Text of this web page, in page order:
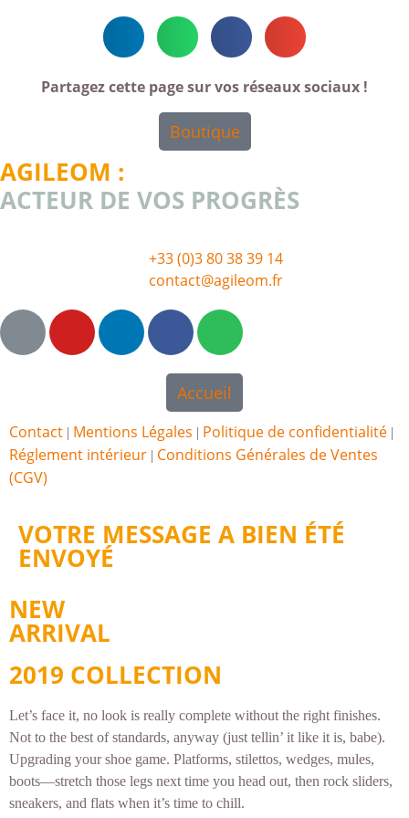
Partagez cette page sur vos réseaux sociaux !
Boutique
AGILEOM :
ACTEUR DE VOS PROGRÈS
+33 (0)3 80 38 39 14
contact@agileom.fr
Accueil
Contact | Mentions Légales | Politique de confidentialité |
Réglement intérieur | Conditions Générales de Ventes
(CGV)
VOTRE MESSAGE A BIEN ÉTÉ
ENVOYÉ
NEW
ARRIVAL
2019 COLLECTION
Let’s face it, no look is really complete without the right finishes.
Not to the best of standards, anyway (just tellin’ it like it is, babe).
Upgrading your shoe game. Platforms, stilettos, wedges, mules,
boots—stretch those legs next time you head out, then rock sliders,
sneakers, and flats when it’s time to chill.